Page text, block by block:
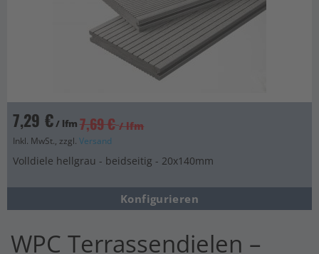
7,29 €/ lfm 7,69 € / lfm
Inkl. MwSt., zzgl. Versand
Volldiele hellgrau - beidseitig - 20x140mm
Konfigurieren
WPC Terrassendielen –